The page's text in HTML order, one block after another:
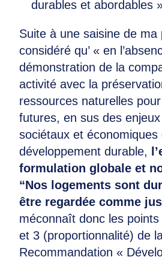
durables et abordables
Suite à une saisine de
considéré qu’ « en
démonstration de la
activité avec la
ressources naturelles
futures, en sus des
sociétaux et économiques
développement durable,
formulation globale et
“Nos logements sont
être regardée comme
méconnaît donc les
et 3 (proportionnalité) de
Recommandation «